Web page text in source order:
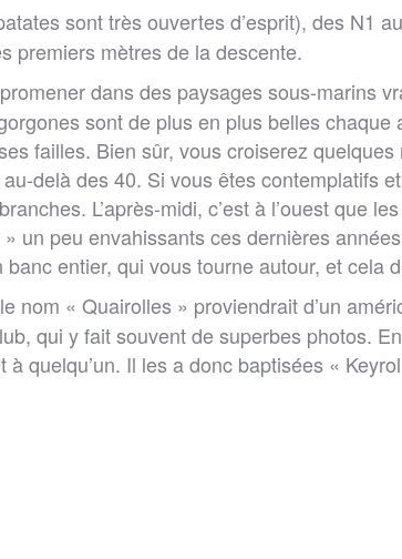
sont très ouvertes d’esprit), des N1
premiers mètres de la descente.
dans des paysages sous-marins
sont de plus en plus belles
failles. Bien sûr, vous croiserez
delà des 40. Si vous êtes contemplatifs
L’après-midi, c’est à l’ouest que
» un peu envahissants ces dernières
entier, qui vous tourne autour, et cela
nom « Quairolles » proviendrait d’un
qui y fait souvent de superbes photos.
quelqu’un. Il les a donc baptisées «